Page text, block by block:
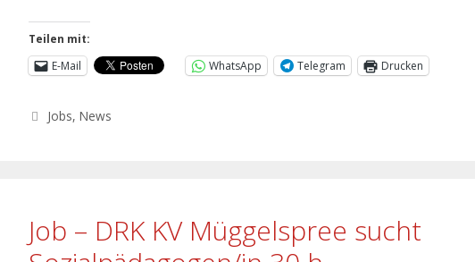
Teilen mit:
E-Mail
WhatsApp Telegram Drucken
Jobs,News
Job – DRK KV Müggelspree sucht